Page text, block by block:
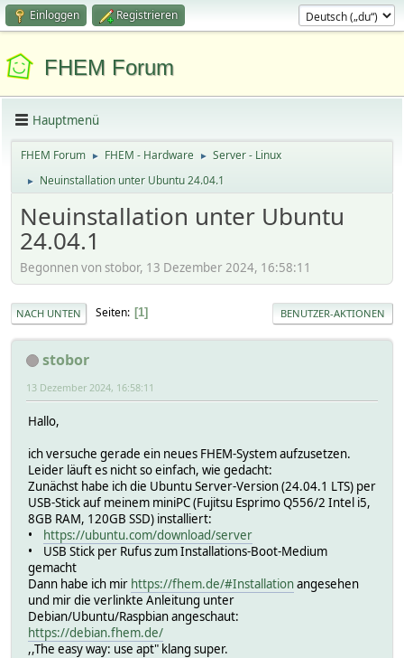
Einloggen Registrieren
FHEM Forum
Hauptmenü
FHEM Forum ► FHEM - Hardware ► Server - Linux
► Neuinstallation unter Ubuntu 24.04.1
Neuinstallation unter Ubuntu
24.04.1
Begonnen von stobor, 13 Dezember 2024, 16:58:11
NACH UNTEN Seiten 1 BENUTZER-AKTIONEN
stobor
13 Dezember 2024, 16:58:11
Hallo,
ich versuche gerade ein neues FHEM-System aufzusetzen.
Leider läuft es nicht so einfach, wie gedacht:
Zunächst habe ich die Ubuntu Server-Version (24.04.1 LTS) per
USB-Stick auf meinem miniPC (Fujitsu Esprimo Q556/2 Intel i5,
8GB RAM, 120GB SSD) installiert:
• https://ubuntu.com/download/server
• USB Stick per Rufus zum Installations-Boot-Medium
gemacht
Dann habe ich mir https://fhem.de/#Installationangesehen
und mir die verlinkte Anleitung unter
Debian/Ubuntu/Raspbian angeschaut:
https://debian.fhem.de/
,,The easy way: use apt" klang super.